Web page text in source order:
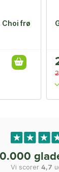
Choi frø
Vi scorer 4,7